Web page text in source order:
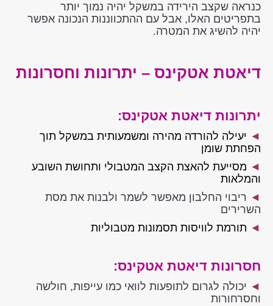
כנראה שקצב הירידה במשקל יהיה נמוך יותר
בתפריטים האלו, אבל עם ההתכווננות הנכונה אפשר
יהיה להשיג את המטרה.
דיאטת אטקינס – יתרונות וחסרונות
יתרונות דיאטת אטקינס:
◄ יעילה להורדה מהירה ומשמעותית במשקל תוך
הפחתת שומן
◄ מסייעת להאצת הקצב המטבולי ותחושת השובע
והמלאות
◄ ריבוי החלבון מאפשר לשמר ולבנות את מסת
השרירים
◄ תורמת לוויסות תסמונות מטבוליות
חסרונות דיאטת אטקינס:
◄ יכולה לגרום לתופעות לוואי כמו עייפות, חולשה
וחסרחורות